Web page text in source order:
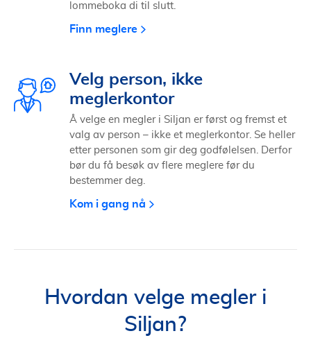
lommeboka di til slutt.
Finn meglere
Velg person, ikke
meglerkontor
Å velge en megler i Siljan er først og fremst et
valg av person – ikke et meglerkontor. Se heller
etter personen som gir deg godfølelsen. Derfor
bør du få besøk av flere meglere før du
bestemmer deg.
Kom i gang nå
Hvordan velge megler i
Siljan?